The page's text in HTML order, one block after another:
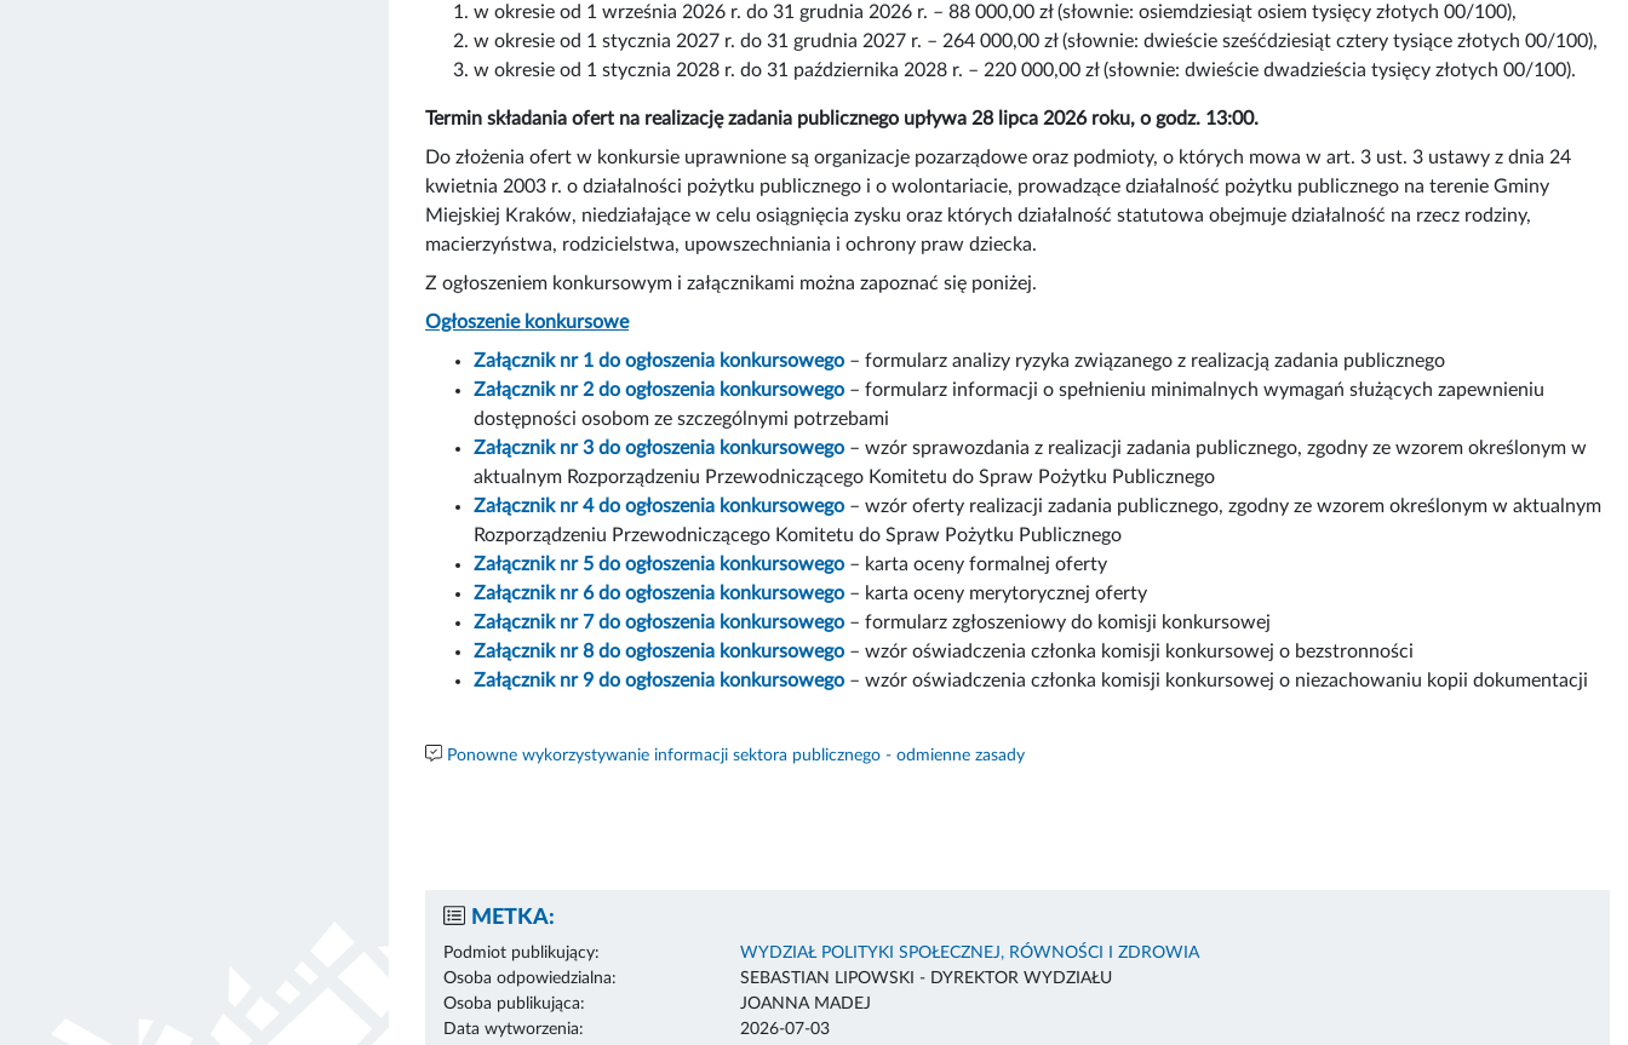
w okresie od 1 września 2026 r. do 31 grudnia 2026 r. – 88 000,00 zł (słownie: osiemdziesiąt osiem tysięcy złotych 00/100),
w okresie od 1 stycznia 2027 r. do 31 grudnia 2027 r. – 264 000,00 zł (słownie: dwieście sześćdziesiąt cztery tysiące złotych 00/100),
w okresie od 1 stycznia 2028 r. do 31 października 2028 r. – 220 000,00 zł (słownie: dwieście dwadzieścia tysięcy złotych 00/100).
Termin składania ofert na realizację zadania publicznego upływa 28 lipca 2026 roku, o godz. 13:00.
Do złożenia ofert w konkursie uprawnione są organizacje pozarządowe oraz podmioty, o których mowa w art. 3 ust. 3 ustawy z dnia 24
kwietnia 2003 r. o działalności pożytku publicznego i o wolontariacie, prowadzące działalność pożytku publicznego na terenie Gminy
Miejskiej Kraków, niedziałające w celu osiągnięcia zysku oraz których działalność statutowa obejmuje działalność na rzecz rodziny,
macierzyństwa, rodzicielstwa, upowszechniania i ochrony praw dziecka.
Z ogłoszeniem konkursowym i załącznikami można zapoznać się poniżej.
Ogłoszenie konkursowe
Załącznik nr 1 do ogłoszenia konkursowego – formularz analizy ryzyka związanego z realizacją zadania publicznego
Załącznik nr 2 do ogłoszenia konkursowego – formularz informacji o spełnieniu minimalnych wymagań służących zapewnieniu
dostępności osobom ze szczególnymi potrzebami
Załącznik nr 3 do ogłoszenia konkursowego – wzór sprawozdania z realizacji zadania publicznego, zgodny ze wzorem określonym w
aktualnym Rozporządzeniu Przewodniczącego Komitetu do Spraw Pożytku Publicznego
Załącznik nr 4 do ogłoszenia konkursowego – wzór oferty realizacji zadania publicznego, zgodny ze wzorem określonym w aktualnym
Rozporządzeniu Przewodniczącego Komitetu do Spraw Pożytku Publicznego
Załącznik nr 5 do ogłoszenia konkursowego – karta oceny formalnej oferty
Załącznik nr 6 do ogłoszenia konkursowego – karta oceny merytorycznej oferty
Załącznik nr 7 do ogłoszenia konkursowego – formularz zgłoszeniowy do komisji konkursowej
Załącznik nr 8 do ogłoszenia konkursowego – wzór oświadczenia członka komisji konkursowej o bezstronności
Załącznik nr 9 do ogłoszenia konkursowego – wzór oświadczenia członka komisji konkursowej o niezachowaniu kopii dokumentacji
Ponowne wykorzystywanie informacji sektora publicznego - odmienne zasady
METKA:
Podmiot publikujący:
WYDZIAŁ POLITYKI SPOŁECZNEJ, RÓWNOŚCI I ZDROWIA
Osoba odpowiedzialna:
SEBASTIAN LIPOWSKI - DYREKTOR WYDZIAŁU
Osoba publikująca:
JOANNA MADEJ
Data wytworzenia:
2026-07-03